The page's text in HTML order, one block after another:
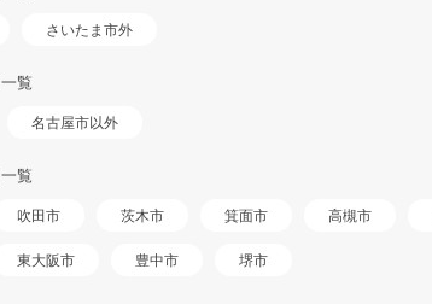
さいたま市外
覧
名古屋市以外
覧
吹田市 茨木市 箕面市 高槻市
東大阪市 豊中市 堺市